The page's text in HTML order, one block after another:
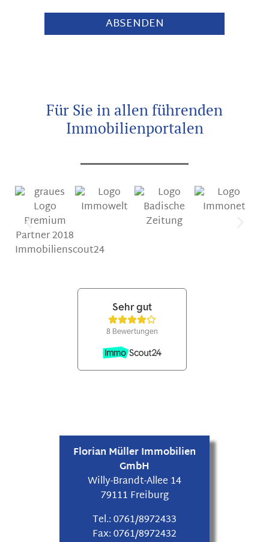
Für Sie in allen führenden
Immobilienportalen
Florian Müller Immobilien
GmbH
Willy-Brandt-Allee 14
79111 Freiburg
Tel.:0761/8972433
Fax:0761/8972432